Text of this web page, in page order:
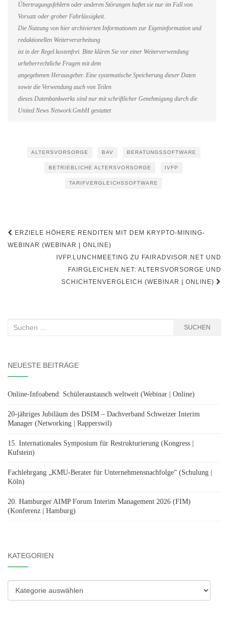
Übertragungsfehlern oder anderen Störungen haftet sie nur im Fall von
Vorsatz oder grober Fahrlässigkeit.
Die Nutzung von hier archivierten Informationen zur Eigeninformation und
redaktionellen Weiterverarbeitung
ist in der Regel kostenfrei. Bitte klären Sie vor einer Weiterverwendung
urheberrechtliche Fragen mit dem
angegebenen Herausgeber. Eine systematische Speicherung dieser Daten
sowie die Verwendung auch von Teilen
dieses Datenbankwerks sind nur mit schriftlicher Genehmigung durch die
United News Network GmbH gestattet
ALTERSVORSORGE BAV BERATUNGSSOFTWARE
BETRIEBLICHE ALTERSVORSORGE IVFP
TARIFVERGLEICHSSOFTWARE
Beitragsnavigation
ERZIELE HÖHERE RENDITEN MIT DEM KRYPTO-MINING-
WEBINAR (WEBINAR | ONLINE)
IVFP.LUNCHMEETING ZU FAIRADVISOR.NET UND
FAIRGLEICHEN.NET: ALTERSVORSORGE UND
SCHICHTENVERGLEICH (WEBINAR | ONLINE)
Suchen
SUCHEN
NEUESTE BEITRÄGE
Online-Infoabend: Schüleraustausch weltweit (Webinar | Online)
20-jähriges Jubiläum des DSIM – Dachverband Schweizer Interim
Manager (Networking | Rapperswil)
15. Internationales Symposium für Restrukturierung (Kongress |
Kufstein)
Fachlehrgang „KMU-Berater für Unternehmensnachfolge“ (Schulung |
Köln)
20. Hamburger AIMP Forum Interim Management 2026 (FIM)
(Konferenz | Hamburg)
KATEGORIEN
Kategorien